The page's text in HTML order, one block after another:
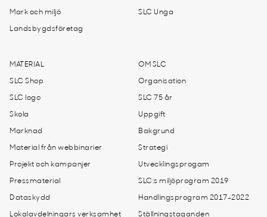
Mark och miljö
Landsbygdsföretag
SLC Unga
MATERIAL
SLC Shop
SLC logo
Skola
Marknad
Material från webbinarier
Projekt och kampanjer
Pressmaterial
Dataskydd
Lokalavdelningars verksamhet
OM SLC
Organisation
SLC 75 år
Uppgift
Bakgrund
Strategi
Utvecklingsprogam
SLC:s miljöprogram 2019
Handlingsprogram 2017-2022
Ställningstaganden